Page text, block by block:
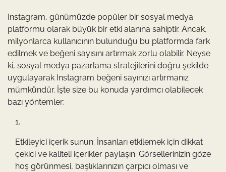
Instagram, günümüzde popüler bir sosyal medya
platformu olarak büyük bir etki alanına sahiptir. Ancak,
milyonlarca kullanıcının bulunduğu bu platformda fark
edilmek ve beğeni sayısını artırmak zorlu olabilir. Neyse
ki, sosyal medya pazarlama stratejilerini doğru şekilde
uygulayarak Instagram beğeni sayınızı artırmanız
mümkündür. İşte size bu konuda yardımcı olabilecek
bazı yöntemler:
Etkileyici içerik sunun: İnsanları etkilemek için dikkat
çekici ve kaliteli içerikler paylaşın. Görsellerinizin göze
hoş görünmesi, başlıklarınızın çarpıcı olması ve